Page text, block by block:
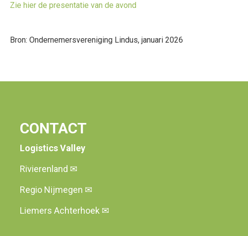
Zie hier de presentatie van de avond
Bron: Ondernemersvereniging Lindus, januari 2026
CONTACT
Logistics Valley
Rivierenland ✉
Regio Nijmegen ✉
Liemers Achterhoek ✉